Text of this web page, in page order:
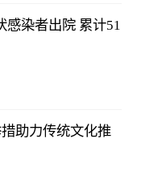
感染者出院 累计51
助力传统文化推